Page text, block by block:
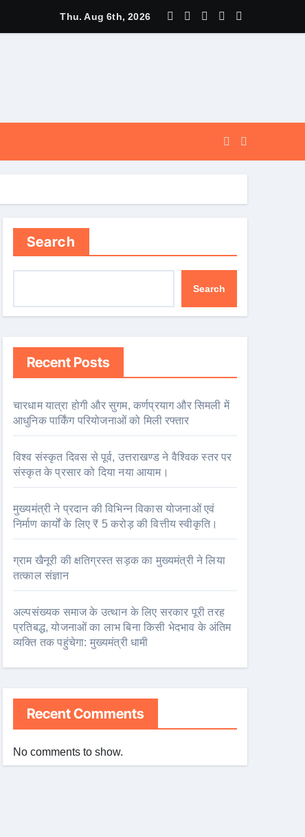
उत्तराखण्ड ने वैश्विक स्तर पर संस्कृत के प्रसार को दिया नया आयाम।
Thu. Aug 6th, 2026
Search
Search
Recent Posts
चारधाम यात्रा होगी और सुगम, कर्णप्रयाग और सिमली में
आधुनिक पार्किंग परियोजनाओं को मिली रफ्तार
विश्व संस्कृत दिवस से पूर्व, उत्तराखण्ड ने वैश्विक स्तर पर
संस्कृत के प्रसार को दिया नया आयाम।
मुख्यमंत्री ने प्रदान की विभिन्न विकास योजनाओं एवं
निर्माण कार्यों के लिए ₹ 5 करोड़ की वित्तीय स्वीकृति।
ग्राम खैनूरी की क्षतिग्रस्त सड़क का मुख्यमंत्री ने लिया
तत्काल संज्ञान
अल्पसंख्यक समाज के उत्थान के लिए सरकार पूरी तरह
प्रतिबद्ध, योजनाओं का लाभ बिना किसी भेदभाव के अंतिम
व्यक्ति तक पहुंचेगा: मुख्यमंत्री धामी
Recent Comments
No comments to show.